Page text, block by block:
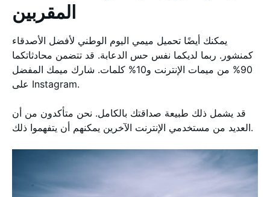
المقربين
يمكنك أيضًا تحميل ميمي اليوم الوطني لأفضل الأصدقاء
كمنشور. ربما لديكما نفس حس الدعابة. قد تتضمن محادثاتكما
90% من ميمات الإنترنت و10% كلمات. شارك ميمك المفضل
على Instagram.
قد يشمل ذلك طبيعة صداقتك بالكامل. نحن متأكدون من أن
العديد من مستخدمي الإنترنت الآخرين يمكنهم أن يتفهموا ذلك.